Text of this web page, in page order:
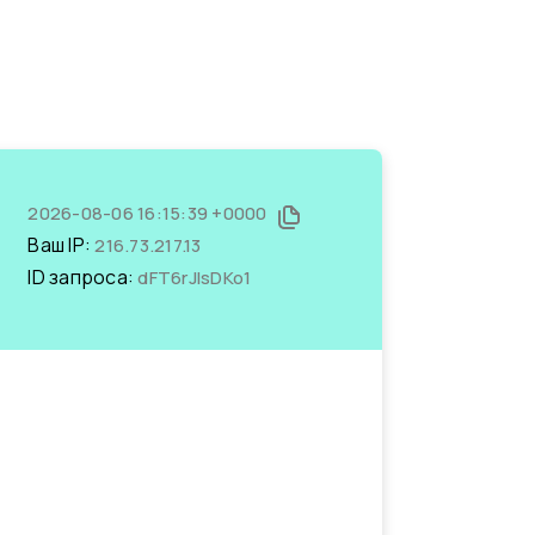
2026-08-06 16:15:39 +0000
Ваш IP:216.73.217.13
ID запроса:dFT6rJlsDKo1